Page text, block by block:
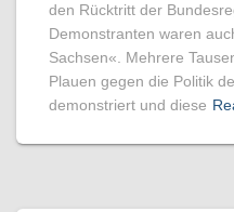
den Rücktritt der
Demonstranten waren
Sachsen«. Mehrere
Plauen gegen die Politik
demonstriert und diese